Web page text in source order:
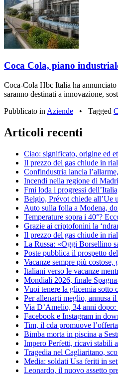
Coca Cola, piano
Coca-Cola Hbc Italia ha
saranno destinati a innovazione,
Pubblicato in Aziende • Tagged
Articoli recenti
Ciao: significato, origine ed
Il prezzo del gas chiude in
Confindustria lancia
Incendi nella regione di
Fmi loda i progressi
Belgio, Prévot chiede all’Ue
Auto sulla folla a Modena,
Temperature sopra i 40°?
Grazie ai criptofonini la
Il prezzo del gas chiude in
La Russa: «Oggi Borsellino
Poste pubblica il prospetto
Vacanze sempre più
Italiani verso le vacanze
Mondiali 2026, finale
Vuoi tenere la glicemia sotto
Per allenarti meglio, annusa
Via D’Amelio, 34 anni dopo:
Facebook e Instagram in
Tim, il cda promuove
Bimba morta in piscina a
Impero Perfetti, ricavi stabili
Tragedia nel Cagliaritano,
Media: soldati Usa feriti in
Leonardo, il nuovo assetto